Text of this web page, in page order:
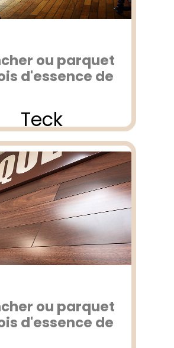
ou parquet
d'essence de
Teck
ou parquet
d'essence de